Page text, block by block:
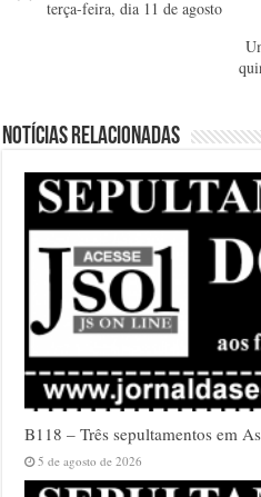
terça-feira, dia 11 de agosto
Notícias relacionadas
B118 – Três sepultamentos em
5 de agosto de 2026